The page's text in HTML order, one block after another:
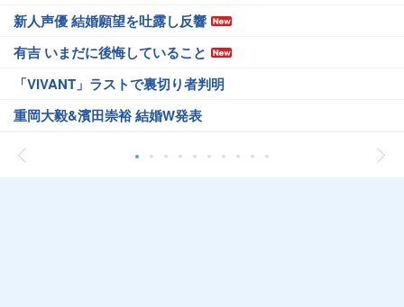
新人声優 結婚願望を吐露し反響
有吉 いまだに後悔していること
「VIVANT」ラストで裏切り者判明
重岡大毅&濱田崇裕 結婚W発表